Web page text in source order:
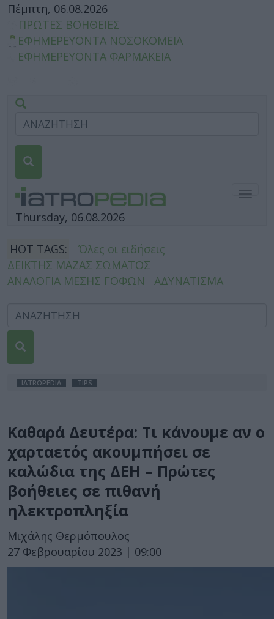
Πέμπτη, 06.08.2026
ΠΡΩΤΕΣ ΒΟΗΘΕΙΕΣ
ΕΦΗΜΕΡΕΥΟΝΤΑ ΝΟΣΟΚΟΜΕΙΑ
ΕΦΗΜΕΡΕΥΟΝΤΑ ΦΑΡΜΑΚΕΙΑ
Thursday, 06.08.2026
HOT TAGS:
Όλες οι ειδήσεις
ΔΕΙΚΤΗΣ ΜΑΖΑΣ ΣΩΜΑΤΟΣ
ΑΝΑΛΟΓΙΑ ΜΕΣΗΣ ΓΟΦΩΝ
ΑΔΥΝΑΤΙΣΜΑ
IATROPEDIA TIPS
Καθαρά Δευτέρα: Τι κάνουμε αν ο
χαρταετός ακουμπήσει σε
καλώδια της ΔΕΗ – Πρώτες
βοήθειες σε πιθανή
ηλεκτροπληξία
Μιχάλης Θερμόπουλος
27 Φεβρουαρίου 2023 | 09:00